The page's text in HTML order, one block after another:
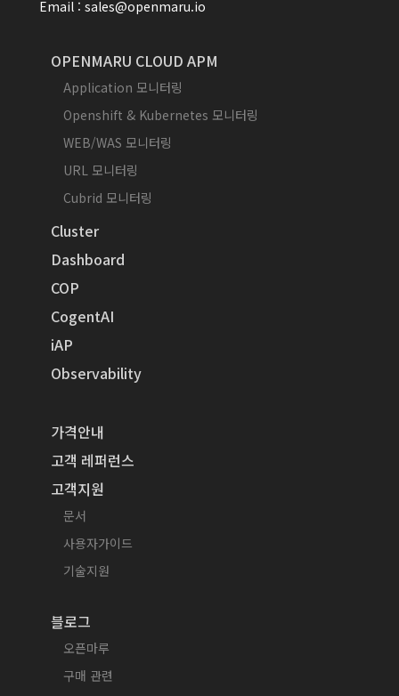
Email : sales@openmaru.io
OPENMARU CLOUD APM
Application 모니터링
Openshift & Kubernetes 모니터링
WEB/WAS 모니터링
URL 모니터링
Cubrid 모니터링
Cluster
Dashboard
COP
CogentAI
iAP
Observability
가격안내
고객 레퍼런스
고객지원
문서
사용자가이드
기술지원
블로그
오픈마루
구매 관련